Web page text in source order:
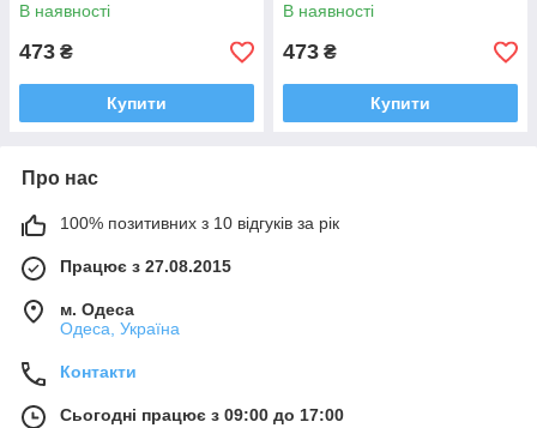
В наявності
473 ₴
Купити
В наявності
473 ₴
Купити
Про нас
100% позитивних з 10 відгуків за рік
Працює з 27.08.2015
м. Одеса
Одеса, Україна
Контакти
Сьогодні працює з 09:00 до 17:00